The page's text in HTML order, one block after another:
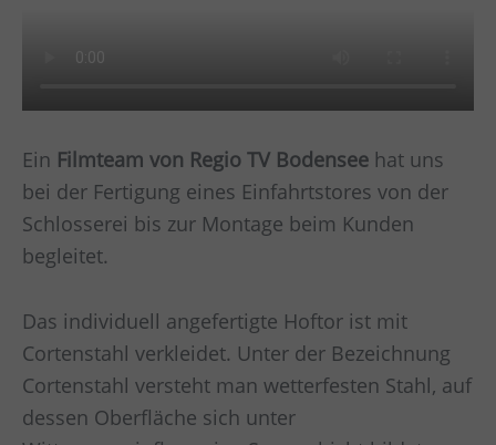
Ein Filmteam von Regio TV Bodensee hat uns
bei der Fertigung eines Einfahrtstores von der
Schlosserei bis zur Montage beim Kunden
begleitet.
Das individuell angefertigte Hoftor ist mit
Cortenstahl verkleidet. Unter der Bezeichnung
Cortenstahl versteht man wetterfesten Stahl, auf
dessen Oberfläche sich unter